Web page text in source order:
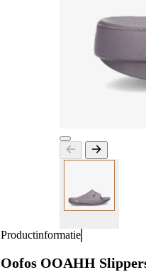
Productinformatie
Oofos OOAHH